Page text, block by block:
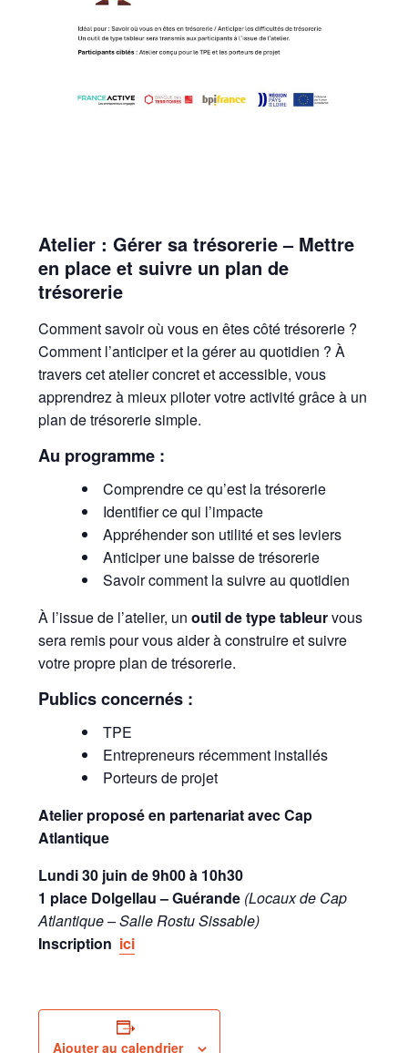
Atelier :Gérer sa trésorerie – Mettre
en place et suivre un plan de
trésorerie
Comment savoir où vous en êtes côté trésorerie ?
Comment l’anticiper et la gérer au quotidien ? À
travers cet atelier concret et accessible, vous
apprendrez à mieux piloter votre activité grâce à un
plan de trésorerie simple.
Au programme :
Comprendre ce qu’est la trésorerie
Identifier ce qui l’impacte
Appréhender son utilité et ses leviers
Anticiper une baisse de trésorerie
Savoir comment la suivre au quotidien
À l’issue de l’atelier, unoutil de type tableurvous
sera remis pour vous aider à construire et suivre
votre propre plan de trésorerie.
Publics concernés :
TPE
Entrepreneurs récemment installés
Porteurs de projet
Atelier proposé en partenariat avec Cap
Atlantique
Lundi 30 juin de 9h00 à 10h30
1 place Dolgellau – Guérande (Locaux de Cap
Atlantique – Salle Rostu Sissable)
Inscription ici
Ajouter au calendrier